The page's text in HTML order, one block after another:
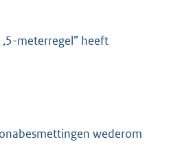
meterregel” heeft
wederom